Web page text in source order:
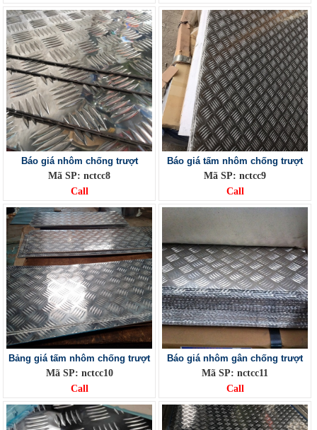
Báo giá nhôm chống trượt
Mã SP: nctcc8
Call
Báo giá tấm nhôm chống trượt
Mã SP: nctcc9
Call
Bảng giá tấm nhôm chống trượt
Mã SP: nctcc10
Call
Báo giá nhôm gân chống trượt
Mã SP: nctcc11
Call